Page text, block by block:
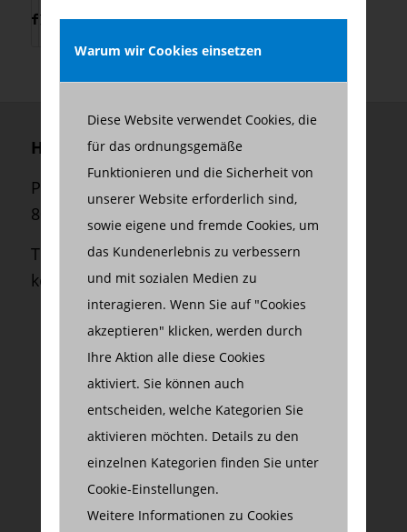
Warum wir Cookies einsetzen
Diese Website verwendet Cookies, die
für das ordnungsgemäße
Funktionieren und die Sicherheit von
unserer Website erforderlich sind,
sowie eigene und fremde Cookies, um
das Kundenerlebnis zu verbessern
und mit sozialen Medien zu
interagieren. Wenn Sie auf "Cookies
akzeptieren" klicken, werden durch
Ihre Aktion alle diese Cookies
aktiviert. Sie können auch
entscheiden, welche Kategorien Sie
aktivieren möchten. Details zu den
einzelnen Kategorien finden Sie unter
Cookie-Einstellungen.
Weitere Informationen zu Cookies
Herzberg Consulting GmbH
Palmstraße 2
80469 München
Telefon:+49 (0) 89 550 699 45
kontakt@herzberg-consulting.com
XING
zu meinem XING-Profil